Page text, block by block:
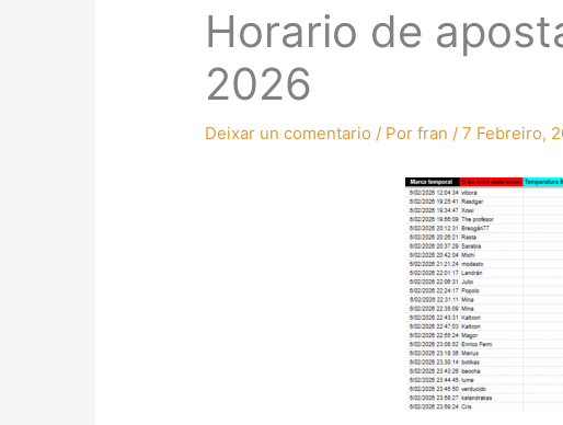
Horario de
2026
Deixar un comentario / Porfran /7 Febreiro,